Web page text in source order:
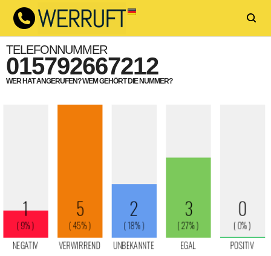
TELEFONNUMMER
015792667212
WER HAT ANGERUFEN? WEM GEHÖRT DIE NUMMER?